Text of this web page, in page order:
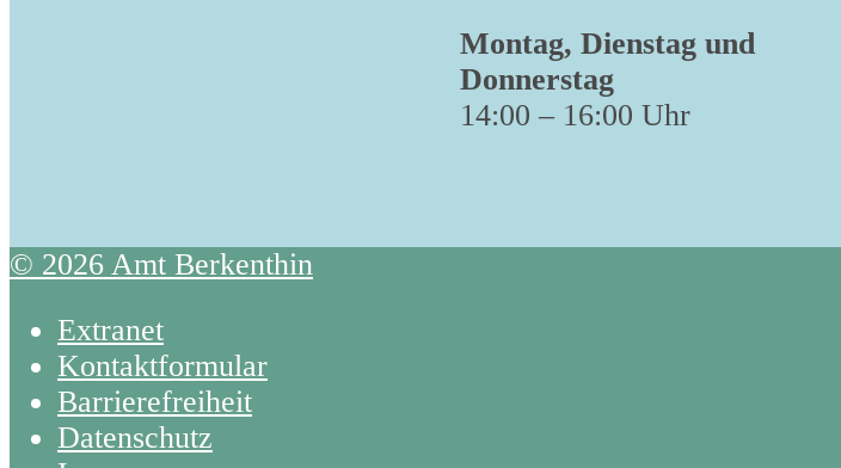
Montag, Dienstag und
Donnerstag
14:00 – 16:00 Uhr
© 2026 Amt Berkenthin
Extranet
Kontaktformular
Barrierefreiheit
Datenschutz